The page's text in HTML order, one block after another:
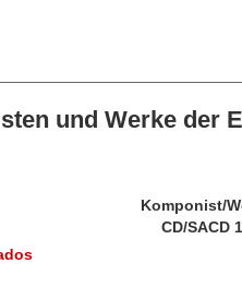
und Werke der
Komponist/
CD/SACD 1